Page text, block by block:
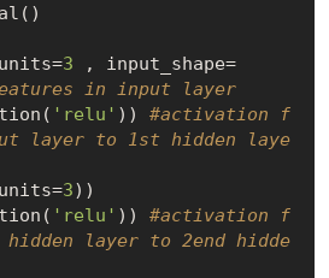
3 , input_shape=
in input layer
'relu' )) #activation f
layer to 1st hidden laye
3))
'relu' )) #activation f
layer to 2end hidde